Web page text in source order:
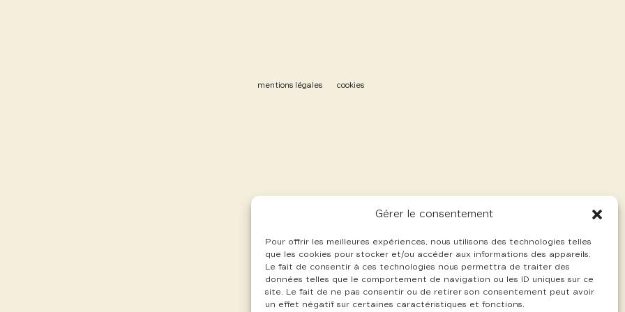
Gérer le consentement
Pour offrir les meilleures expériences, nous utilisons des technologies telles
que les cookies pour stocker et/ou accéder aux informations des appareils.
Le fait de consentir à ces technologies nous permettra de traiter des
données telles que le comportement de navigation ou les ID uniques sur ce
site. Le fait de ne pas consentir ou de retirer son consentement peut avoir
un effet négatif sur certaines caractéristiques et fonctions.
mentions légales cookies